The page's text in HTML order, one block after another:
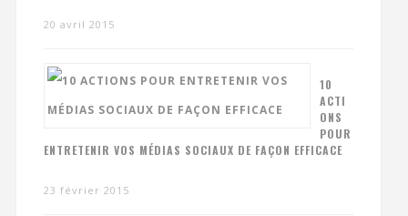
20 avril 2015
10
ACTI
ONS
POUR
ENTRETENIR VOS MÉDIAS SOCIAUX DE FAÇON EFFICACE
23 février 2015